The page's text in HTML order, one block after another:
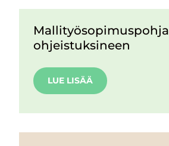
Mallityösopimuspohja
ohjeistuksineen
LUE LISÄÄ